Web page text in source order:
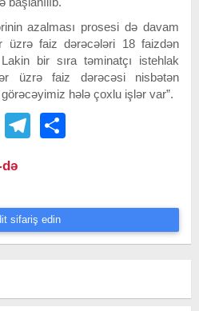
azalması prosesi də davam
üzrə faiz dərəcələri 18 faizdən
bir sıra təminatçı istehlak
üzrə faiz dərəcəsi nisbətən
hələ çoxlu işlər var”.
WhatsAppTelegram
sifariş edin